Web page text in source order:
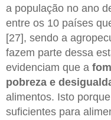
a população no ano
entre os 10 países
[27], sendo a
fazem parte dessa
evidenciam que a
pobreza e
alimentos. Isto
suficientes para